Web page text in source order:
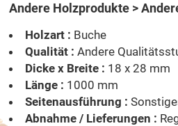
Andere Holzprodukte >
Holzart : Buche
Qualität : Andere
Dicke x Breite : 18 x 28 mm
Länge : 1000 mm
Seitenausführung :
Abnahme / Lieferungen :